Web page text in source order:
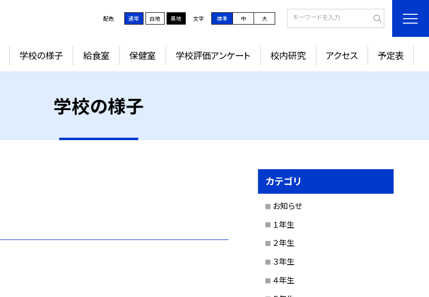
配色 通常 白地 黒地 文字 標準 中 大
学校の様子 給食室 保健室 学校評価アンケート 校内研究 アクセス 予定表
学校の様子
カテゴリ
お知らせ
１年生
２年生
３年生
４年生